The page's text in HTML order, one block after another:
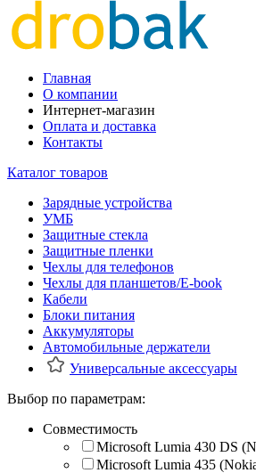
Главная
О компании
Интернет-магазин
Оплата и доставка
Контакты
Каталог товаров
Зарядные устройства
УМБ
Защитные стекла
Защитные пленки
Чехлы для телефонов
Чехлы для планшетов/E-book
Кабели
Блоки питания
Аккумуляторы
Автомобильные держатели
Универсальные аксессуары
Выбор по параметрам:
Совместимость
Microsoft Lumia 430 DS
Microsoft Lumia 435